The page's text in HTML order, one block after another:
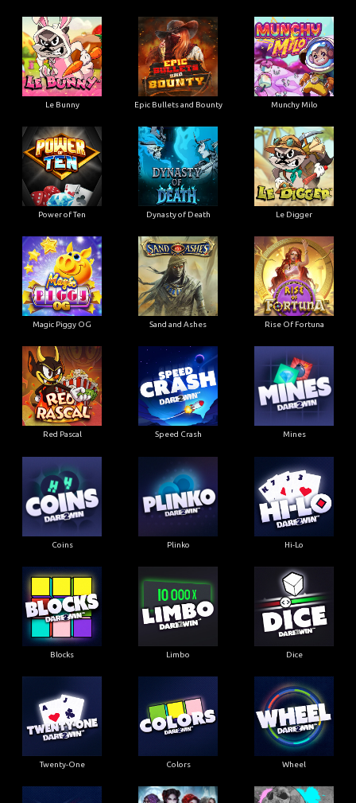
Le Bunny Epic Bullets and Bounty Munchy Milo
Power of Ten Dynasty of Death Le Digger
Magic Piggy OG Sand and Ashes Rise Of Fortuna
Red Pascal Speed Crash Mines
Coins Plinko Hi-Lo
Blocks Limbo Dice
Twenty-One Colors Wheel